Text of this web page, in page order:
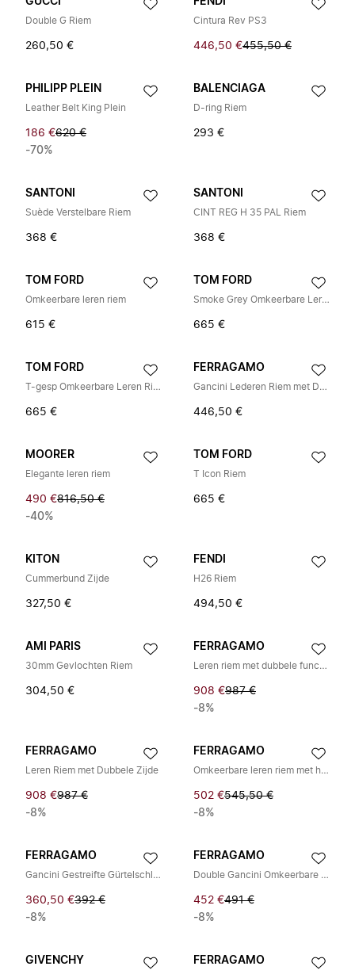
Double G Riem
260,50 €
Cintura Rev PS3
446,50 €455,50 €
PHILIPP PLEIN
Leather Belt King Plein
186 €620 €
-70%
BALENCIAGA
D-ring Riem
293 €
SANTONI
Suède Verstelbare Riem
368 €
SANTONI
CINT REG H 35 PAL Riem
368 €
TOM FORD
Omkeerbare leren riem
615 €
TOM FORD
Smoke Grey Omkeerbare Leren Riem
665 €
TOM FORD
T-gesp Omkeerbare Leren Riem
665 €
FERRAGAMO
Gancini Lederen Riem met Dubbelzijdig Draagvlak
446,50 €
MOORER
Elegante leren riem
490 €816,50 €
-40%
TOM FORD
T Icon Riem
665 €
KITON
Cummerbund Zijde
327,50 €
FENDI
H26 Riem
494,50 €
AMI PARIS
30mm Gevlochten Riem
304,50 €
FERRAGAMO
Leren riem met dubbele functie
908 €987 €
-8%
FERRAGAMO
Leren Riem met Dubbele Zijde
908 €987 €
-8%
FERRAGAMO
Omkeerbare leren riem met haken
502 €545,50 €
-8%
FERRAGAMO
Gancini Gestreifte Gürtelschließe
360,50 €392 €
-8%
FERRAGAMO
Double Gancini Omkeerbare Riem
452 €491 €
-8%
GIVENCHY FERRAGAMO